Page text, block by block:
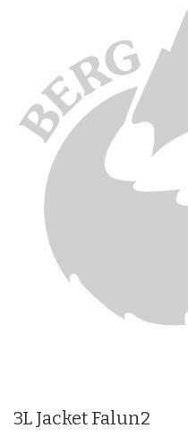
Bildergalerie
springen
der
Bildergalerie
3L Jacket Falun2